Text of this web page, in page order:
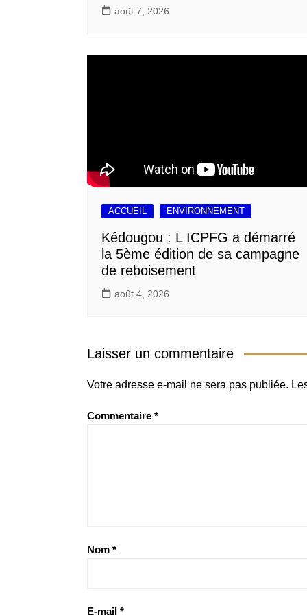
août 7, 2026
ACCUEIL ENVIRONNEMENT
Kédougou : L ICPFG a démarré
la 5ème édition de sa campagne
de reboisement
août 4, 2026
Laisser un commentaire
Votre adresse e-mail ne sera pas publiée.
Commentaire *
Nom *
E-mail *